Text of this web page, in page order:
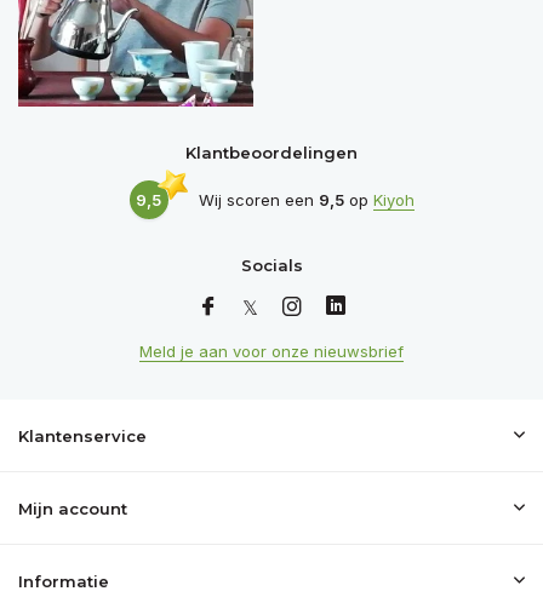
Klantbeoordelingen
9,5 Wij scoren een 9,5op Kiyoh
Socials
Meld je aan voor onze nieuwsbrief
Klantenservice
Mijn account
Informatie